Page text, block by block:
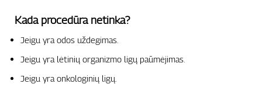
Kada procedūra netinka?
Jeigu yra odos uždegimas.
Jeigu yra lėtinių organizmo ligų paūmėjimas.
Jeigu yra onkologinių ligų.